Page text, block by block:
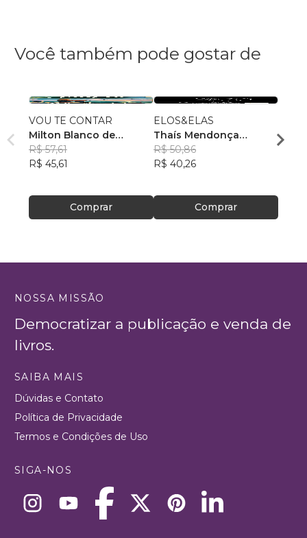
Você também pode gostar de
VOU TE CONTAR
Milton Blanco de
Abrunhosa Trindade
Filho
R$ 57,61
R$ 45,61
Comprar
ELOS&ELAS
Thaís Mendonça
Resende
R$ 50,86
R$ 40,26
Comprar
R$
NOSSA MISSÃO
Democratizar a publicação e venda de
livros.
SAIBA MAIS
Dúvidas e Contato
Política de Privacidade
Termos e Condições de Uso
SIGA-NOS